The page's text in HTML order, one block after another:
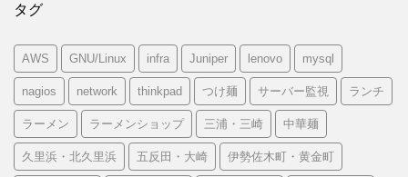
タグ
AWS GNU/Linux infra Juniper lenovo mysql
nagios network thinkpad つけ麺 サーバー監視 ランチ
ラーメン ラーメンショップ 三浦・三崎 中華麺
久里浜・北久里浜 五反田・大崎 伊勢佐木町・黄金町